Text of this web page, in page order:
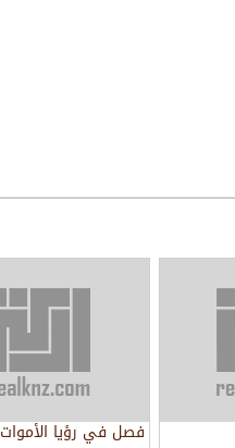
فصل في رؤيا الأموات